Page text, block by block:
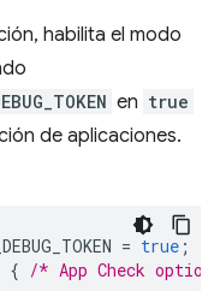
habilita el modo
en true
de aplicaciones.
= true ;
{ /* App Check